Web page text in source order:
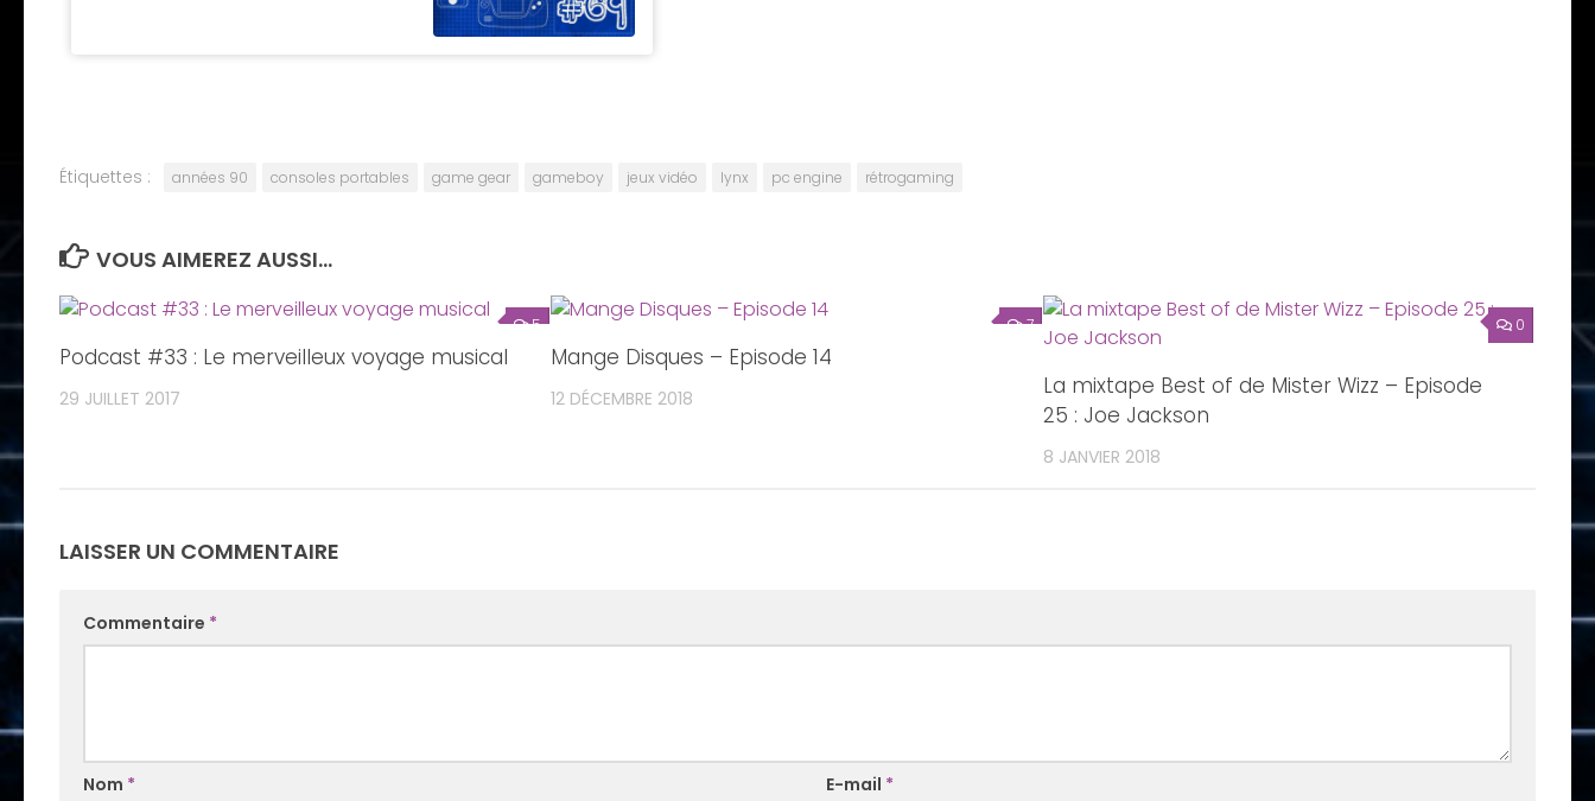
Étiquettes : années 90 consoles portables game gear gameboy jeux vidéo lynx pc engine rétrogaming
VOUS AIMEREZ AUSSI...
5
Podcast #33 : Le merveilleux voyage musical
29 JUILLET 2017
7
Mange Disques – Episode 14
12 DÉCEMBRE 2018
0
La mixtape Best of de Mister Wizz – Episode
25 : Joe Jackson
8 JANVIER 2018
LAISSER UN COMMENTAIRE
Commentaire *
Nom * E-mail *